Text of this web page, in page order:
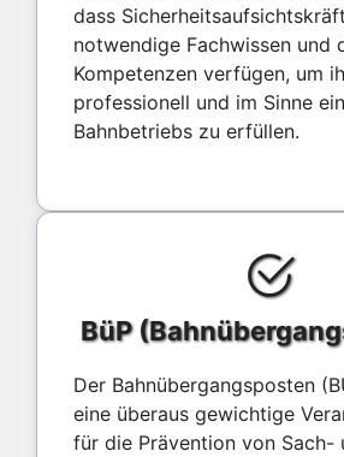
dass
notwendige Fachwissen und
Kompetenzen verfügen, um
professionell und im Sinne
Bahnbetriebs zu erfüllen.
BüP
Der Bahnübergangsposten
eine überaus gewichtige
für die Prävention von Sach-